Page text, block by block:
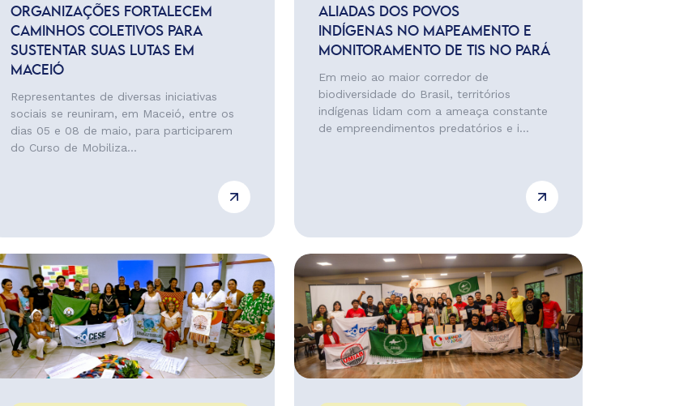
ORGANIZAÇÕES FORTALECEM
CAMINHOS COLETIVOS PARA
SUSTENTAR SUAS LUTAS EM
MACEIÓ
Representantes de diversas iniciativas
sociais se reuniram, em Maceió, entre os
dias 05 e 08 de maio, para participarem
do Curso de Mobiliza...
ALIADAS DOS POVOS
INDÍGENAS NO MAPEAMENTO E
MONITORAMENTO DE TIS NO PARÁ
Em meio ao maior corredor de
biodiversidade do Brasil, territórios
indígenas lidam com a ameaça constante
de empreendimentos predatórios e i...